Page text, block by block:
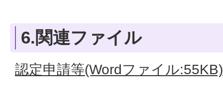
6.関連ファイル
認定申請等(Wordファイル:55KB)